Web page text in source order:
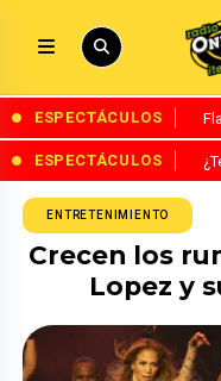
ESPECTÁCULOS
ESPECTÁCULOS
ENTRETENIMIENTO
Crecen los
Lopez y